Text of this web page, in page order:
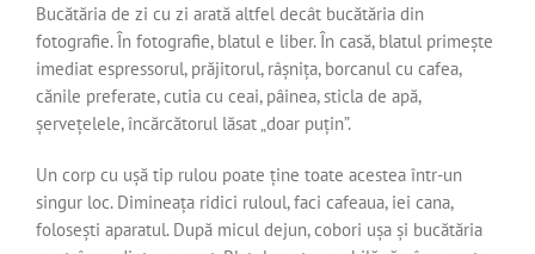
Bucătăria de zi cu zi arată altfel decât bucătăria din
fotografie. În fotografie, blatul e liber. În casă, blatul primește
imediat espressorul, prăjitorul, râșnița, borcanul cu cafea,
cănile preferate, cutia cu ceai, pâinea, sticla de apă,
șervețelele, încărcătorul lăsat „doar puțin”.
Un corp cu ușă tip rulou poate ține toate acestea într-un
singur loc. Dimineața ridici ruloul, faci cafeaua, iei cana,
folosești aparatul. După micul dejun, cobori ușa și bucătăria